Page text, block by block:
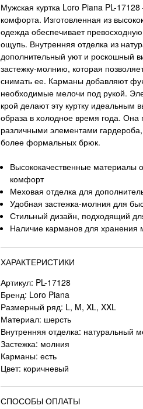
Мужская куртка Loro Piana PL-
комфорта. Изготовленная из
одежда обеспечивает
ощупь. Внутренняя отделка из
дополнительный уют и роскошный
застежку-молнию, которая
снимать ее. Карманы добавляют
необходимые мелочи под рукой.
крой делают эту куртку идеальным
образа в холодное время года. Она
различными элементами
более формальных брюк.
Высококачественные материалы
комфорт
Меховая отделка для
Удобная застежка-молния для
Стильный дизайн, подходящий
Наличие карманов для хранения
ХАРАКТЕРИСТИКИ
Артикул: PL-17128
Бренд: Loro Piana
Размерный ряд: L, M, XL, XXL
Материал: шерсть
Внутренняя отделка: натуральный
Застежка: молния
Карманы: есть
Цвет: коричневый
СПОСОБЫ ОПЛАТЫ